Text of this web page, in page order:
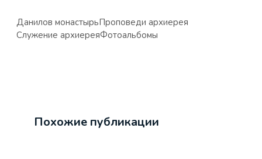
Данилов монастырьПроповеди архиерея
Служение архиереяФотоальбомы
Похожие публикации